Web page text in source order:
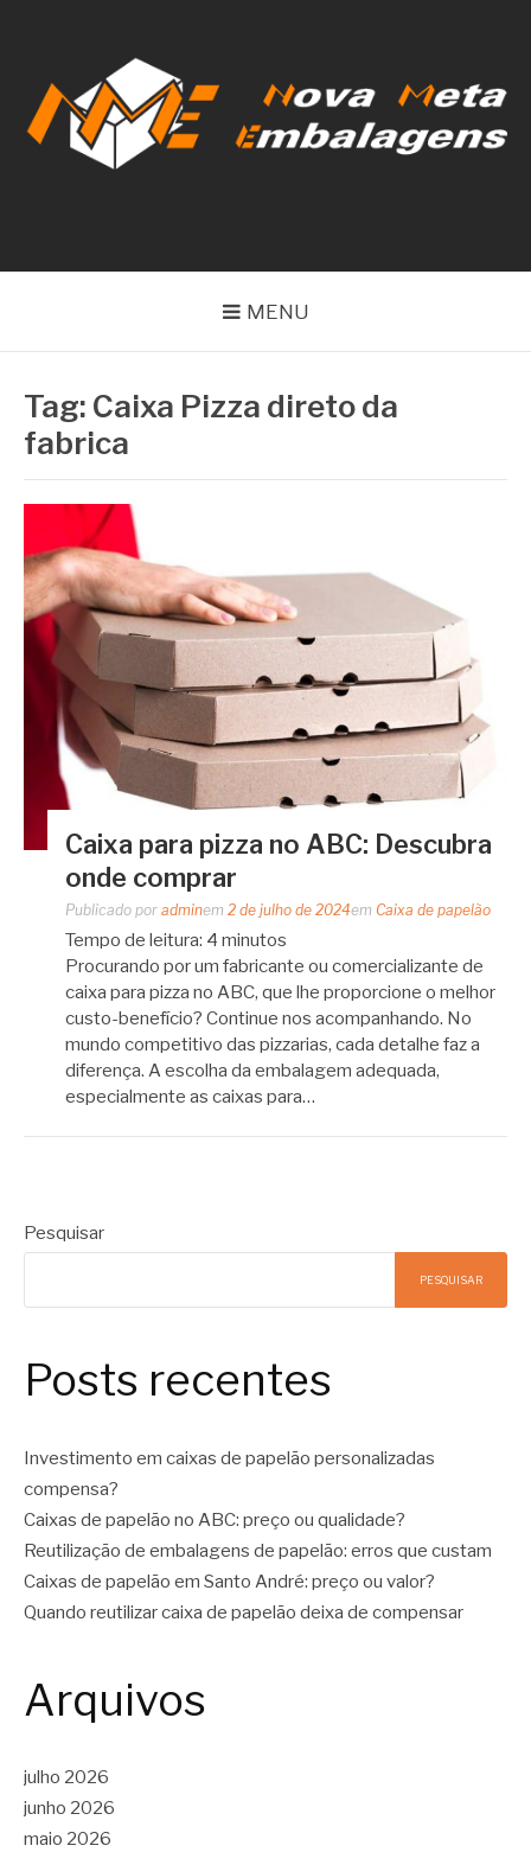
conteúdo
MENU
Tag: Caixa Pizza direto da
fabrica
Caixa para pizza no ABC: Descubra
onde comprar
Publicado por adminem 2 de julho de 2024em Caixa de papelão
Tempo de leitura: 4 minutos
Procurando por um fabricante ou comercializante de
caixa para pizza no ABC, que lhe proporcione o melhor
custo-benefício? Continue nos acompanhando. No
mundo competitivo das pizzarias, cada detalhe faz a
diferença. A escolha da embalagem adequada,
especialmente as caixas para…
Pesquisar
PESQUISAR
Posts recentes
Investimento em caixas de papelão personalizadas
compensa?
Caixas de papelão no ABC: preço ou qualidade?
Reutilização de embalagens de papelão: erros que custam
Caixas de papelão em Santo André: preço ou valor?
Quando reutilizar caixa de papelão deixa de compensar
Arquivos
julho 2026
junho 2026
maio 2026